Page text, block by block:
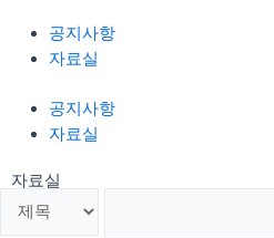
공지사항
자료실
공지사항
자료실
자료실